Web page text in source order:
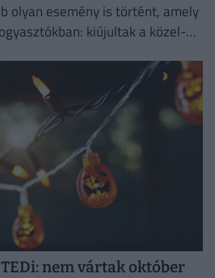
olyan esemény is történt, amely
kiújultak a közel-
nem vártak október